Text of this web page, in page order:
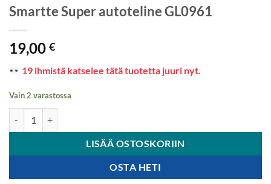
Smartte Super autoteline GL0961
19,00 €
19 ihmistä katselee tätä tuotetta juuri nyt.
Vain 2 varastossa
LISÄÄ OSTOSKORIIN
OSTA HETI